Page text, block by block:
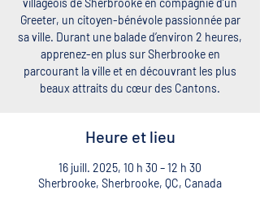
villageois de Sherbrooke en compagnie d’un
Greeter, un citoyen-bénévole passionnée par
sa ville. Durant une balade d’environ 2 heures,
apprenez-en plus sur Sherbrooke en
parcourant la ville et en découvrant les plus
beaux attraits du cœur des Cantons.
Heure et lieu
16 juill. 2025, 10 h 30 – 12 h 30
Sherbrooke, Sherbrooke, QC, Canada